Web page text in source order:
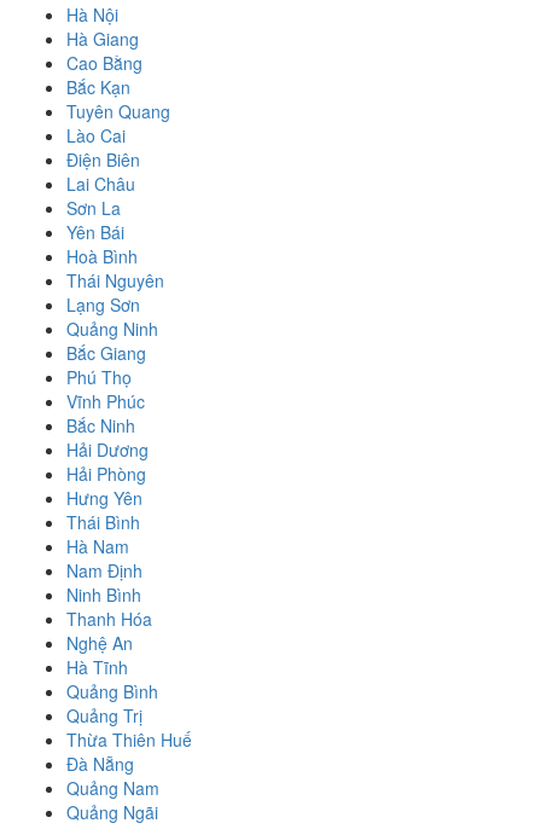
Hà Nội
Hà Giang
Cao Bằng
Bắc Kạn
Tuyên Quang
Lào Cai
Điện Biên
Lai Châu
Sơn La
Yên Bái
Hoà Bình
Thái Nguyên
Lạng Sơn
Quảng Ninh
Bắc Giang
Phú Thọ
Vĩnh Phúc
Bắc Ninh
Hải Dương
Hải Phòng
Hưng Yên
Thái Bình
Hà Nam
Nam Định
Ninh Bình
Thanh Hóa
Nghệ An
Hà Tĩnh
Quảng Bình
Quảng Trị
Thừa Thiên Huế
Đà Nẵng
Quảng Nam
Quảng Ngãi